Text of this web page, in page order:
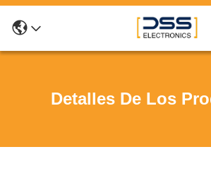
Detalles De Los